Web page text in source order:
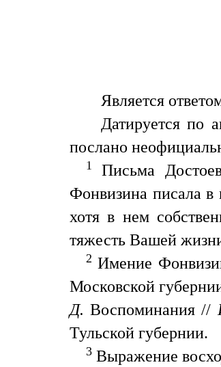
Является
Датируется по
послано
1
Письма
Фонвизина писала в
хотя в нем
тяжесть Вашей
2 Имение
Московской
Д.Воспоминания //
Тульской губернии.
3 Выражение